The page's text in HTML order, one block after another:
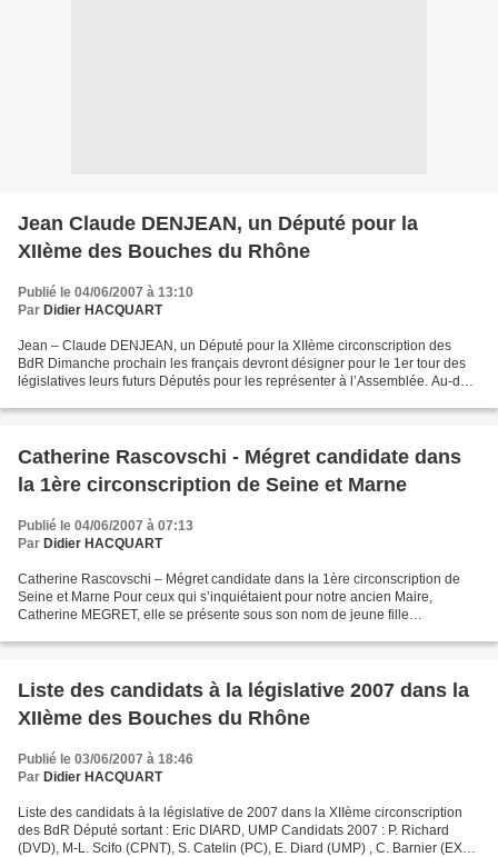
Jean Claude DENJEAN, un Député pour la
XIIème des Bouches du Rhône
Publié le 04/06/2007 à 13:10
Par Didier HACQUART
Jean – Claude DENJEAN, un Député pour la XIIème circonscription des
BdR Dimanche prochain les français devront désigner pour le 1er tour des
législatives leurs futurs Députés pour les représenter à l’Assemblée. Au-delà
Catherine Rascovschi - Mégret candidate dans
la 1ère circonscription de Seine et Marne
Publié le 04/06/2007 à 07:13
Par Didier HACQUART
Catherine Rascovschi – Mégret candidate dans la 1ère circonscription de
Seine et Marne Pour ceux qui s’inquiétaient pour notre ancien Maire,
Catherine MEGRET, elle se présente sous son nom de jeune fille
Liste des candidats à la législative 2007 dans la
XIIème des Bouches du Rhône
Publié le 03/06/2007 à 18:46
Par Didier HACQUART
Liste des candidats à la législative de 2007 dans la XIIème circonscription
des BdR Député sortant : Eric DIARD, UMP Candidats 2007 : P. Richard
(DVD), M-L. Scifo (CPNT), S. Catelin (PC), E. Diard (UMP) , C. Barnier (EXG),